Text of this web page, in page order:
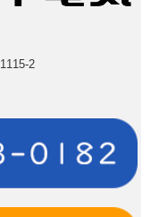
1115-2